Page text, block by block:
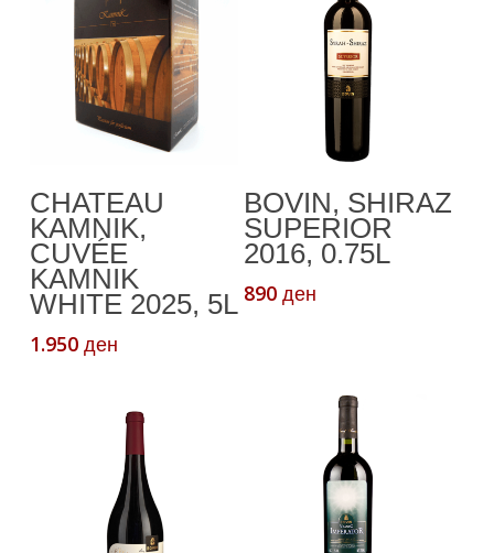
Кошничка
CHATEAU
KAMNIK,
CUVÉE
KAMNIK
WHITE 2025, 5L
1.950 ден
Кошничка
BOVIN, SHIRAZ
SUPERIOR
2016, 0.75L
890ден